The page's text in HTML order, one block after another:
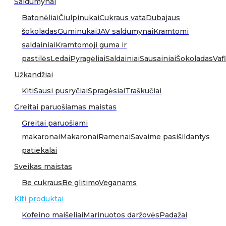
BatonėliaiČiulpinukaiCukraus vataDubajaus
šokoladasGuminukaiJAV saldumynaiKramtomi
saldainiaiKramtomoji guma ir
pastilėsLedaiPyragėliaiSaldainiaiSausainiaiŠokoladas
Užkandžiai
KitiSausi pusryčiaiSpragėsiaiTraškučiai
Greitai paruošiamas maistas
Greitai paruošiami
makaronaiMakaronaiRamenaiSavaime pasišildantys
patiekalai
Sveikas maistas
Be cukrausBe glitimoVeganams
Kiti produktai
Kofeino maišeliaiMarinuotos daržovėsPadažai